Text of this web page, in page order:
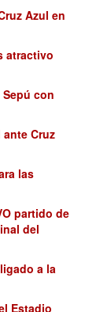
Azul en
atractivo
con
Cruz
las
partido de
del
a la
Estadio